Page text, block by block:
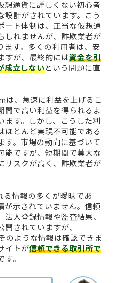
想通貨に詳しくない初心者
設計がされています。こう
ート体制は、正当な仮想通
しれませんが、詐欺業者が
ます。多くの利用者は、安
すが、最終的には資金を引
成立しないという問題に直
、急速に利益を上げるこ
間で高い利益を得られるよ
ます。しかし、こうした利
ほとんど実現不可能である
す。市場の動向に基づいて
能ですが、短期間で莫大な
リスクが高く、詐欺業者が
る情報の多くが曖昧であ
が示されていません。信頼
人登録情報や監査結果、
されていますが、
ような情報は確認できま
イトが信頼できる取引所で
。